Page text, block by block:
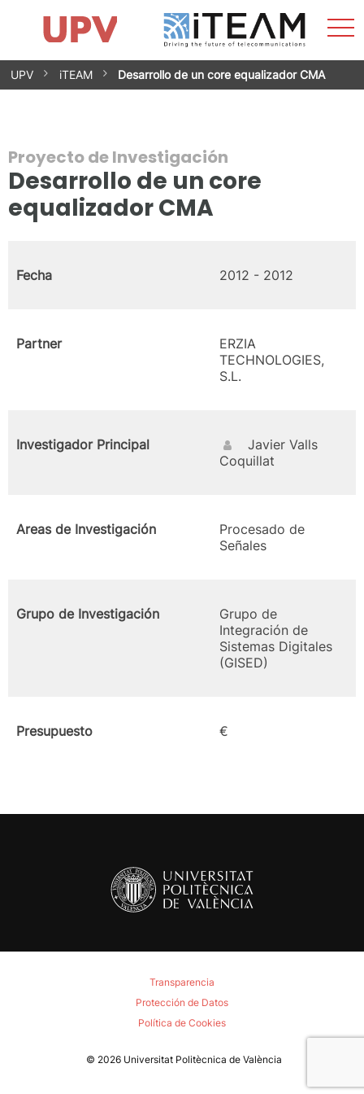
Saltar
Impacto
Grupos de investigación
Instalaciones
Spin-offs
Contacto
Prácticas
Noticias
Unidad de Igualdad
UPV iTEAM Desarrollo de un core equalizador CMA
Proyecto de Investigación
Desarrollo de un core
equalizador CMA
Fecha 2012 - 2012
Partner
ERZIA
TECHNOLOGIES,
S.L.
Investigador Principal
Javier Valls
Coquillat
Areas de Investigación
Procesado de
Señales
Grupo de Investigación
Grupo de
Integración de
Sistemas Digitales
(GISED)
Presupuesto €
Transparencia
Protección de Datos
Política de Cookies
© 2026 Universitat Politècnica de València